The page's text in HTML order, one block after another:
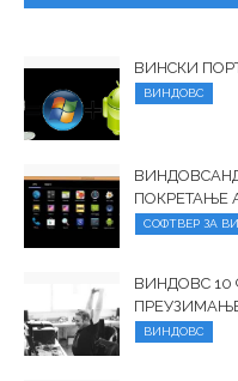
ВИНСКИ
ВИНДОВС
ПОКРЕТАЊЕ
СОФТВЕР ЗА
ВИНДОВС 10
ВИНДОВС